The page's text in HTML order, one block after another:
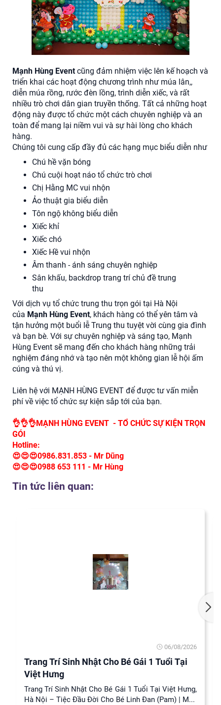
Mạnh Hùng Eventcũng đảm nhiệm việc lên kế hoạch và
triển khai các hoạt động chương trình như múa lân,,
diễn múa rồng, rước đèn lồng, trình diễn xiếc, và rất
nhiều trò chơi dân gian truyền thống. Tất cả những hoạt
động này được tổ chức một cách chuyên nghiệp và an
toàn để mang lại niềm vui và sự hài lòng cho khách
hàng.
Chúng tôi cung cấp đầy đủ các hạng mục biểu diễn như
Chú hề vặn bóng
Chú cuội hoạt náo tổ chức trò chơi
Chị Hằng MC vui nhộn
Ảo thuật gia biểu diễn
Tôn ngộ không biểu diễn
Xiếc khỉ
Xiếc chó
Xiếc Hề vui nhộn
Âm thanh - ánh sáng chuyên nghiệp
Sân khấu, backdrop trang trí chủ đề trung
thu
Với dịch vụ tổ chức trung thu trọn gói tại Hà Nội
của Mạnh Hùng Event, khách hàng có thể yên tâm và
tận hưởng một buổi lễ Trung thu tuyệt vời cùng gia đình
và bạn bè. Với sự chuyên nghiệp và sáng tạo, Mạnh
Hùng Event sẽ mang đến cho khách hàng những trải
nghiệm đáng nhớ và tạo nên một không gian lễ hội ấm
cúng và thú vị.
Liên hệ với MẠNH HÙNG EVENT để được tư vấn miễn
phí về việc tổ chức sự kiện sắp tới của bạn.
👌👌👌MẠNH HÙNG EVENT - TỔ CHỨC SỰ KIỆN TRỌN
GÓI
Hotline:
😍😍😍0986.831.853 - Mr Dũng
😍😍😍0988 653 111 - Mr Hùng
Tin tức liên quan:
06/08/2026
Trang Trí Sinh Nhật Cho Bé Gái 1 Tuổi Tại
Việt Hưng
Trang Trí Sinh Nhật Cho Bé Gái 1 Tuổi Tại Việt Hưng,
Hà Nội – Tiệc Đầu Đời Cho Bé Linh Đan (Pam) | M...